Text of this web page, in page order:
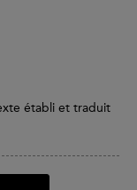
établi et traduit